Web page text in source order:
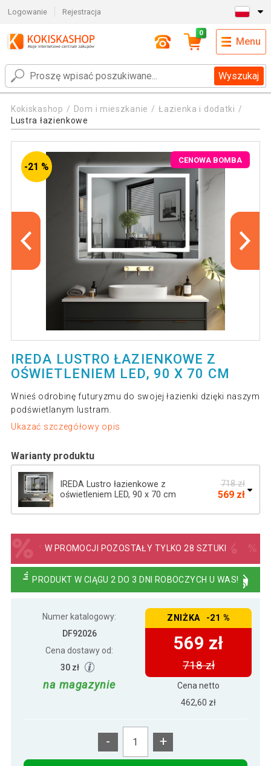
Logowanie Rejestracja
Wyszukaj
0
Menu
Kokiskashop Dom i mieszkanie
Łazienka i dodatki
Lustra łazienkowe
-21 %
CENOWA BOMBA
IREDA LUSTRO ŁAZIENKOWE Z
OŚWIETLENIEM LED, 90 X 70 CM
Wnieś odrobinę futuryzmu do swojej łazienki dzięki naszym
podświetlanym lustram.
Ukazać szczegółowy opis
Warianty produktu
IREDA Lustro łazienkowe z
oświetleniem LED, 90 x 70 cm
718 zł
569 zł
LED, 125 x 75 cm
599 zł
W PROMOCJI POZOSTAŁY TYLKO 28 SZTUKI
PRODUKT W CIĄGU 2 DO 3 DNI ROBOCZYCH U WAS!
Numer katalogowy:
DF92026
Cena dostawy od:
30 zł
na magazynie
ZNIŻKA -21 %
569 zł
718 zł
Cena netto
462,60 zł
- +